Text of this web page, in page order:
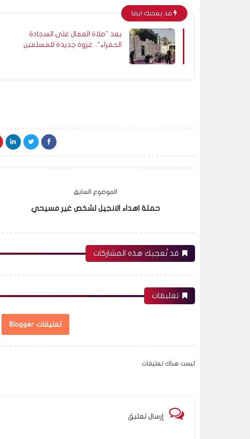
قد يعجبك ايضا
بعد "صلاة العمال على السجادة
الحمراء".. غزوة جديدة للمسلمين
الموضوع السابق
حملة اهداء الانجيل لشخص غير مسيحي
قد تُعجبك هذه المشاركات
تعليقات
تعليقات Blogger
ليست هناك تعليقات
إرسال تعليق